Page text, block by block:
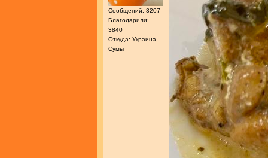
Сообщений: 3207
Благодарили:
3840
Откуда: Украина,
Сумы